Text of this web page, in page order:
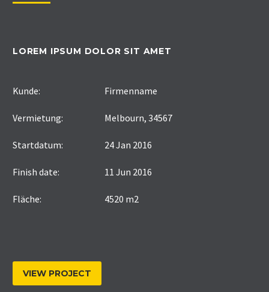
LOREM IPSUM DOLOR SIT AMET
Kunde: Firmenname
Vermietung: Melbourn, 34567
Startdatum: 24 Jan 2016
Finish date: 11 Jun 2016
Fläche: 4520 m2
VIEW PROJECT